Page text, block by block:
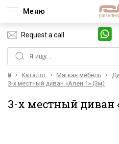
Меню
Request a call
Үй Каталог Мягкая мебель
3-х местный диван «Ален 1» (3м)
3-х местный диван